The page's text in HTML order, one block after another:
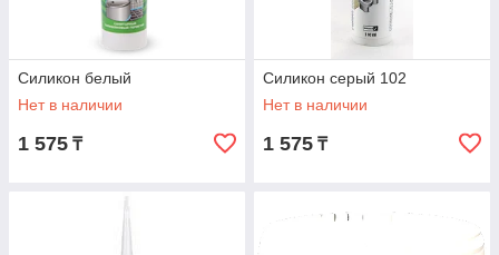
Силикон белый
Нет в наличии
1 575 ₸
Силикон серый 102
Нет в наличии
1 575 ₸